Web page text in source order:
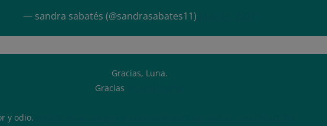
— sandra sabatés (@sandrasabates11)
Gracias, Luna.
Gracias ⁦
y odio.